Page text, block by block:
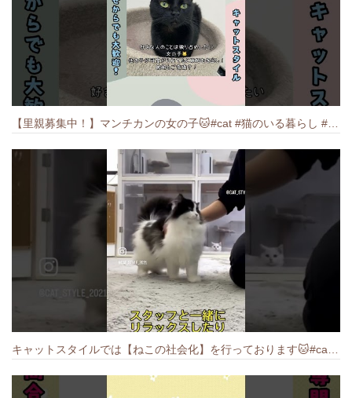
【里親募集中！】マンチカンの女の子🐱#cat #猫のいる暮らし #ねこ #munchkin #里親募集中